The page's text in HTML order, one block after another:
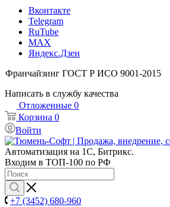
Вконтакте
Telegram
RuTube
MAX
Яндекс.Дзен
Франчайзинг ГОСТ Р ИСО 9001-2015
Написать в службу качества
Отложенные 0
Корзина 0
Войти
Автоматизация на 1С, Битрикс.
Входим в ТОП-100 по РФ
+7 (3452) 680-960